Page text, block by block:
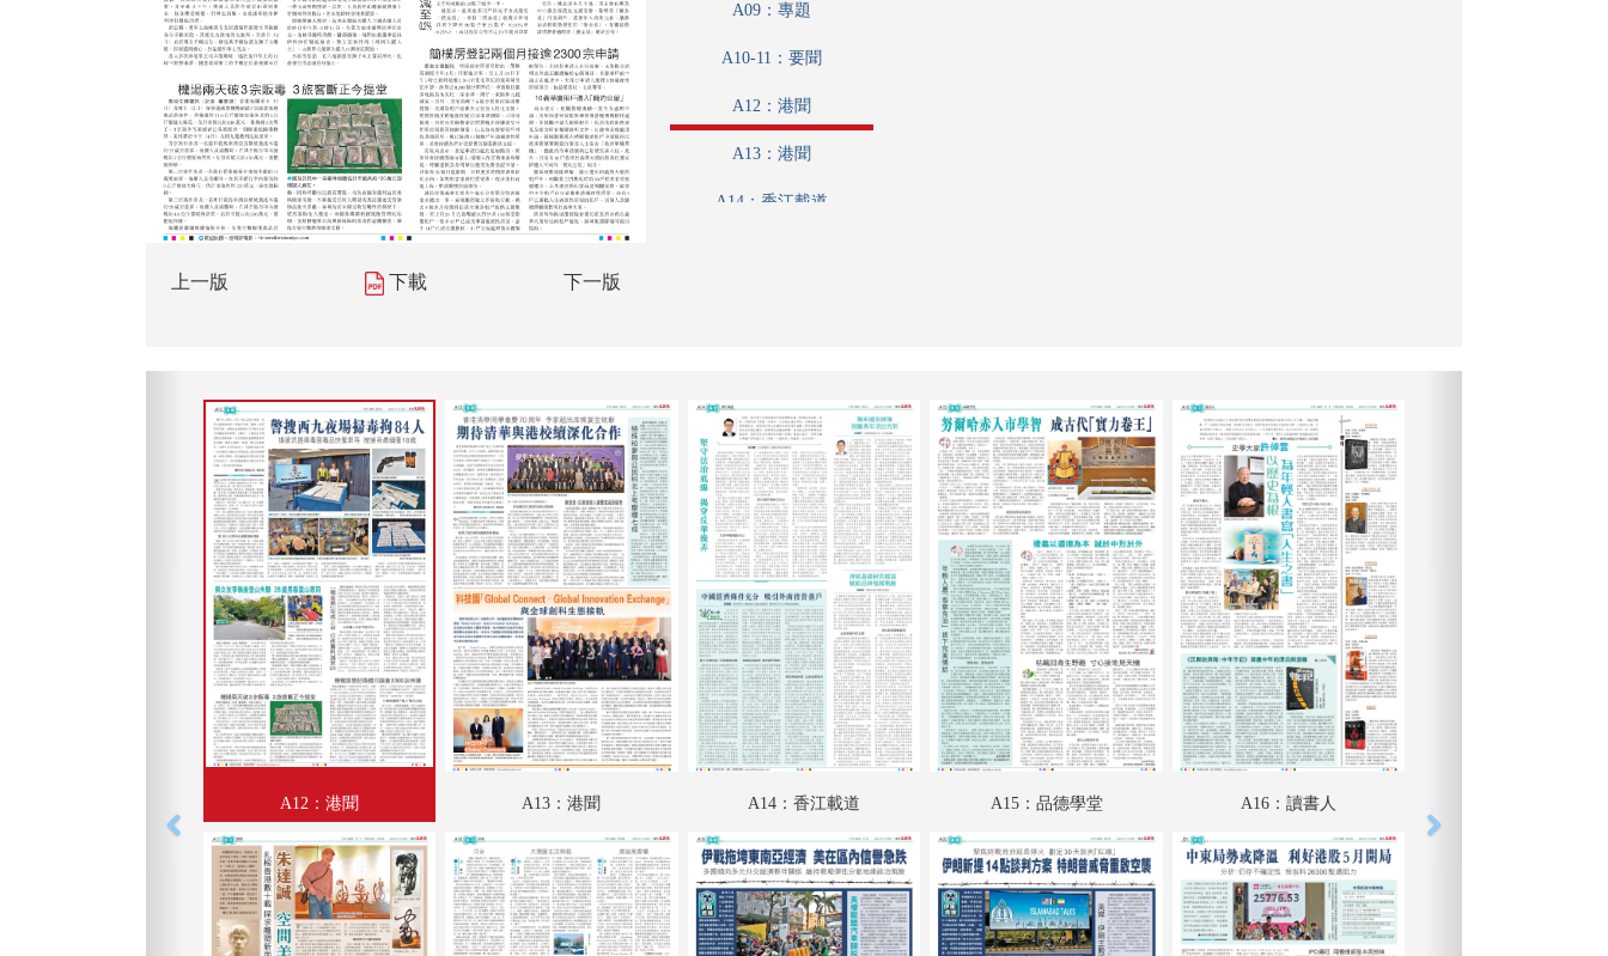
上一版 下載 下一版
A09：專題
A10-11：要聞
A12：港聞
A13：港聞
A14：香江載道
A19：國際
A20：國際
B01：財經
B02：投資理財
B03：娛樂
B04：娛樂
B05：體育
B06：體育
A12：港聞 A13：港聞 A14：香江載道 A15：品德學堂 A16：讀書人